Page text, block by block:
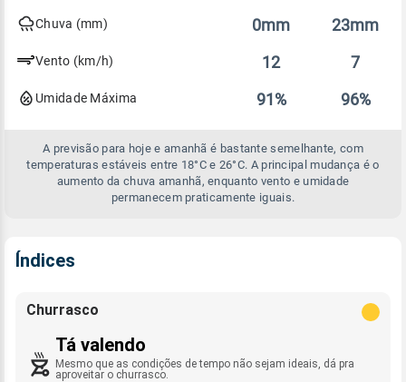
hoje Chuva (mm) 0mm 23mm
Vento (km/h) 12 7
Umidade Máxima 91% 96%
A previsão para hoje e amanhã é bastante semelhante, com
temperaturas estáveis entre 18°C e 26°C. A principal mudança é o
aumento da chuva amanhã, enquanto vento e umidade
permanecem praticamente iguais.
Índices
Churrasco
Tá valendo
Mesmo que as condições de tempo não sejam ideais, dá pra
aproveitar o churrasco.